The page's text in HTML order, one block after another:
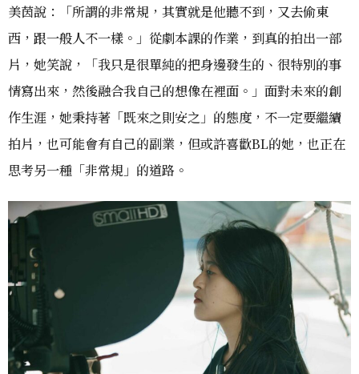
美茵說：「所謂的非常規，其實就是他聽不到，又去偷東
西，跟一般人不一樣。」從劇本課的作業，到真的拍出一部
片，她笑說，「我只是很單純的把身邊發生的、很特別的事
情寫出來，然後融合我自己的想像在裡面。」面對未來的創
作生涯，她秉持著「既來之則安之」的態度，不一定要繼續
拍片，也可能會有自己的副業，但或許喜歡BL的她，也正在
思考另一種「非常規」的道路。